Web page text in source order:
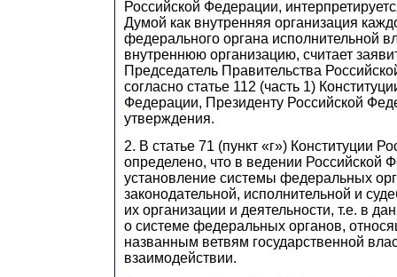
Российской Федерации,
Думой как внутренняя организация
федерального органа исполнительной
внутреннюю организацию, считает
Председатель Правительства
согласно статье 112 (часть 1)
Федерации, Президенту Российской
утверждения.
2. В статье 71 (пункт «г») Конституции
определено, что в ведении Российской
установление системы федеральных
законодательной, исполнительной и
их организации и деятельности, т.е. в
о системе федеральных органов,
названным ветвям государственной
взаимодействии.